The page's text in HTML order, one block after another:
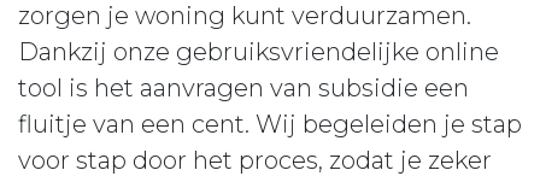
zorgen je woning kunt verduurzamen.
Dankzij onze gebruiksvriendelijke online
tool is het aanvragen van subsidie een
fluitje van een cent. Wij begeleiden je stap
voor stap door het proces, zodat je zeker